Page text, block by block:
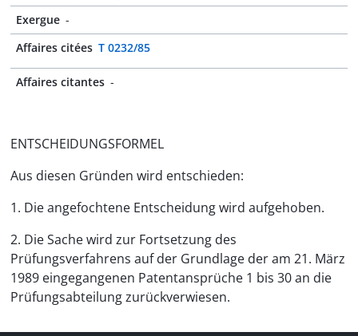
Exergue -
Affaires citées T 0232/85
Affaires citantes -
ENTSCHEIDUNGSFORMEL
Aus diesen Gründen wird entschieden:
1. Die angefochtene Entscheidung wird aufgehoben.
2. Die Sache wird zur Fortsetzung des
Prüfungsverfahrens auf der Grundlage der am 21. März
1989 eingegangenen Patentansprüche 1 bis 30 an die
Prüfungsabteilung zurückverwiesen.